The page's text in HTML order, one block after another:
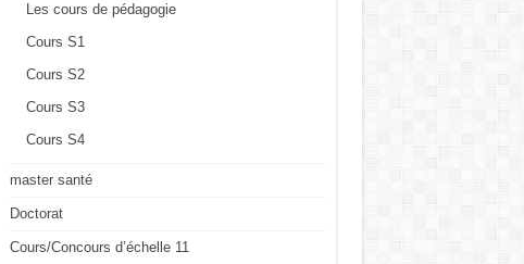
Les cours de pédagogie
Cours S1
Cours S2
Cours S3
Cours S4
master santé
Doctorat
Cours/Concours d’échelle 11